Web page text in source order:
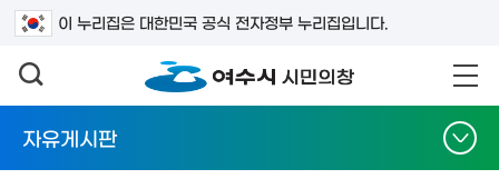
이 누리집은 대한민국 공식 전자정부 누리집입니다.
검색어를 입력하세요
자유게시판